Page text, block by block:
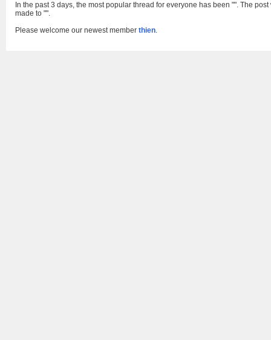
In the past 3 days, the most popular thread for everyone has been "". The
made to "".
Please welcome our newest member thien.